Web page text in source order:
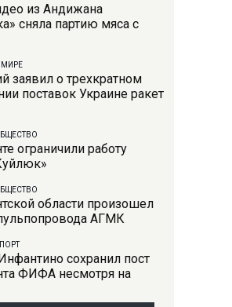
из Андижана
сняла партию мяса с
МИРЕ
заявил о трехкратном
поставок Украине ракет
ограничили работу
области произошел
АГМК
сохранил пост
ФИФА несмотря на